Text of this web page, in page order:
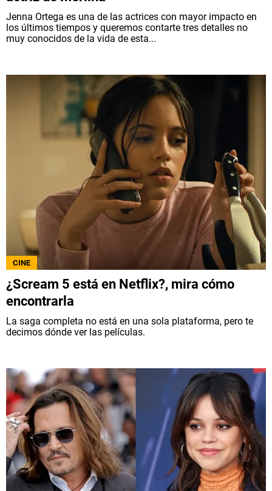
Jenna Ortega es una de las actrices con mayor impacto en
los últimos tiempos y queremos contarte tres detalles no
muy conocidos de la vida de esta...
CINE
¿Scream 5 está en Netflix?, mira cómo
encontrarla
La saga completa no está en una sola plataforma, pero te
decimos dónde ver las películas.